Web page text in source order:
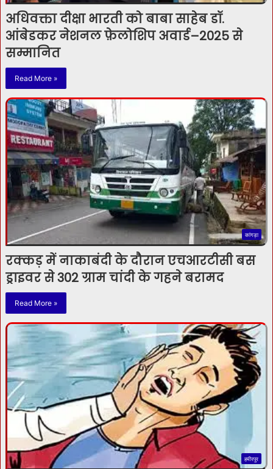
अधिवक्ता दीक्षा भारती को बाबा साहेब डॉ.
आंबेडकर नेशनल फ़ेलोशिप अवार्ड–2025 से
सम्मानित
Read More »
कांगड़ा
रक्कड़ में नाकाबंदी के दौरान एचआरटीसी बस
ड्राइवर से 302 ग्राम चांदी के गहने बरामद
Read More »
हमीरपुर